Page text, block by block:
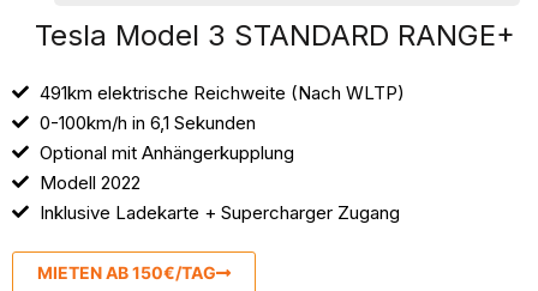
Tesla Model 3 STANDARD RANGE+
491km elektrische Reichweite (Nach WLTP)
0-100km/h in 6,1 Sekunden
Optional mit Anhängerkupplung
Modell 2022
Inklusive Ladekarte + Supercharger Zugang
MIETEN AB 150€/TAG